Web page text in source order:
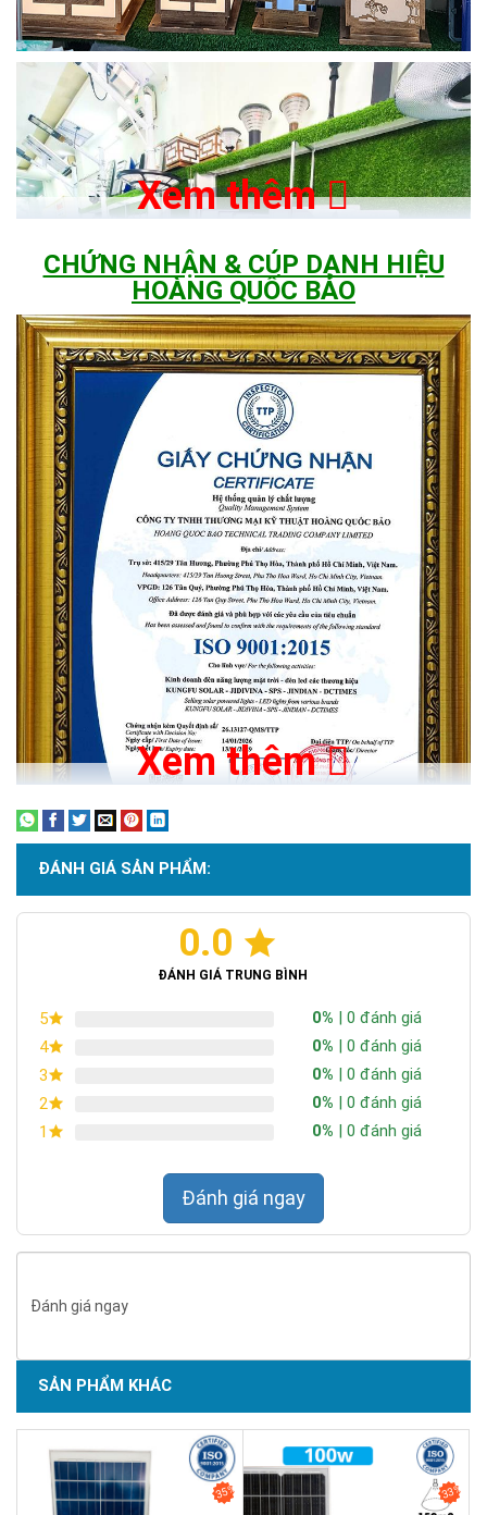
Xem thêm
CHỨNG NHẬN & CÚP DANH HIỆU
HOÀNG QUỐC BẢO
Chứng nhận ISO 9001:2015
SẢN PHẨM CHẤT LƯỢNG - DỊCH VỤ TIN DÙNG LẦN VII - 2020
Xem thêm
ĐÁNH GIÁ SẢN PHẨM:
0.0
ĐÁNH GIÁ TRUNG BÌNH
5 0% | 0 đánh giá
4
0% | 0 đánh giá
3
0% | 0 đánh giá
2
0% | 0 đánh giá
1
0% | 0 đánh giá
Đánh giá ngay
Đánh giá ngay
SẢN PHẨM KHÁC
35% 33%